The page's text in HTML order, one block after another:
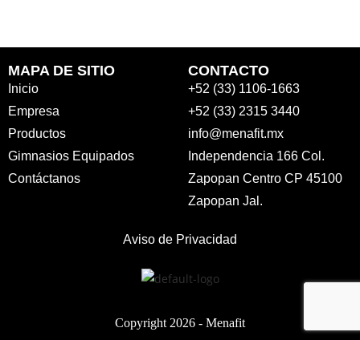
MAPA DE SITIO
Inicio
Empresa
Productos
Gimnasios Equipados
Contáctanos
CONTACTO
+52 (33) 1106-1663
+52 (33) 2315 3440
info@menafit.mx
Independencia 166 Col.
Zapopan Centro CP 45100
Zapopan Jal.
Aviso de Privacidad
Copyright 2026 - Menafit